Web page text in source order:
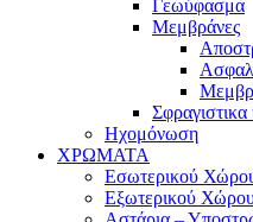
Γεωύφασμα
Μεμβράνες
Σφραγιστικα
Ηχομόνωση
ΧΡΩΜΑΤΑ
Εσωτερικού
Εξωτερικού